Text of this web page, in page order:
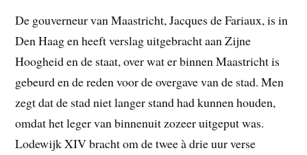
De gouverneur van Maastricht, Jacques de Fariaux, is in
Den Haag en heeft verslag uitgebracht aan Zijne
Hoogheid en de staat, over wat er binnen Maastricht is
gebeurd en de reden voor de overgave van de stad. Men
zegt dat de stad niet langer stand had kunnen houden,
omdat het leger van binnenuit zozeer uitgeput was.
Lodewijk XIV bracht om de twee à drie uur verse